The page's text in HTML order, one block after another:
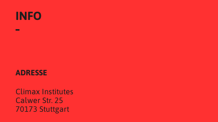
INFO
ADRESSE
Climax Institutes
Calwer Str. 25
70173 Stuttgart